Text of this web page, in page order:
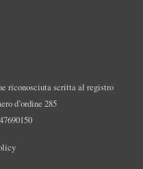
riconosciuta scritta al registro
d’ordine 285